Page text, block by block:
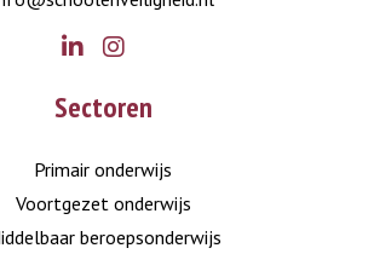
Sectoren
Primair onderwijs
Voortgezet onderwijs
beroepsonderwijs